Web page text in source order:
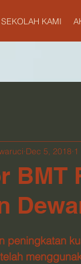
SEKOLAH KAMI
BMT
Dec 5, 2018
peningkatan